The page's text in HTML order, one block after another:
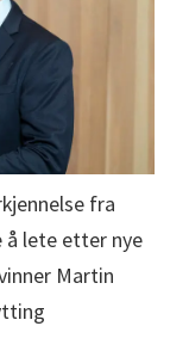
fra
lete etter nye
Martin